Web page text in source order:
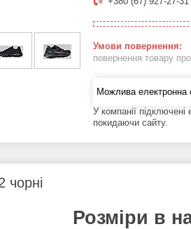
повернення товару
У компанії
покидаючи сайту.
чорні
Розміри в